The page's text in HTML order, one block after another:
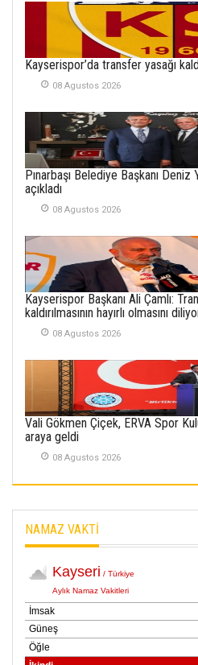
21 Haziran 2026
puana Ulaştı
01 Mayis 2026
Kayserispor’da transfer yasağı
08 Agustos 2026
Pınarbaşı Belediye Başkanı Deniz
açıkladı
08 Agustos 2026
Kayserispor Başkanı Ali Çamlı:
kaldırılmasının hayırlı olmasını
08 Agustos 2026
Vali Gökmen Çiçek, ERVA Spor
araya geldi
08 Agustos 2026
NAMAZ VAKTİ